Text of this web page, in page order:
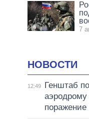
7
НОВОСТИ
12:49
Генштаб
аэродрому